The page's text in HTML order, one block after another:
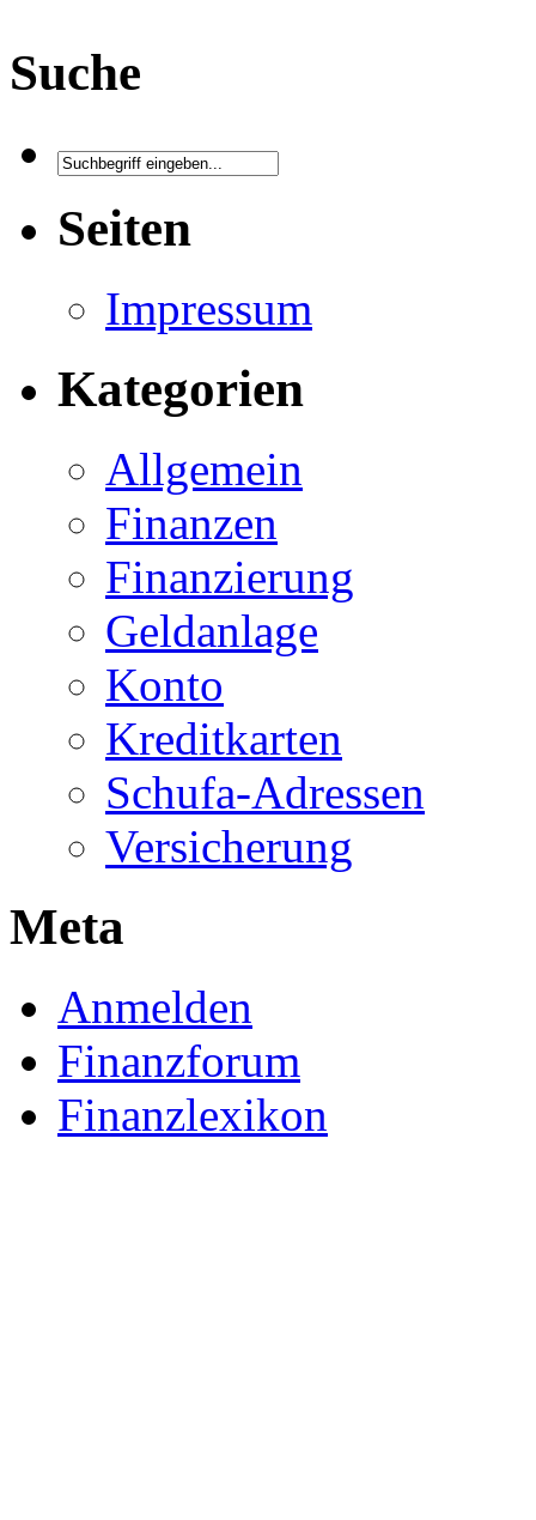
Suche
Seiten
Impressum
Kategorien
Allgemein
Finanzen
Finanzierung
Geldanlage
Konto
Kreditkarten
Schufa-Adressen
Versicherung
Meta
Anmelden
Finanzforum
Finanzlexikon